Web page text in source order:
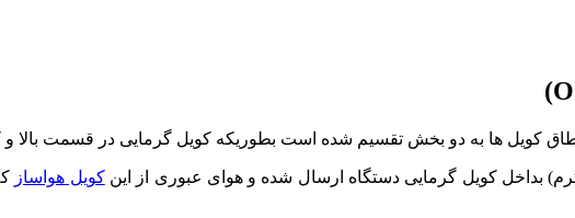
کویل ها به دو بخش تقسیم شده است بطوریکه کویل گرمایی در قسمت
بداخل کویل گرمایی دستگاه ارسال شده و هوای عبوری از اینکویل هواساز